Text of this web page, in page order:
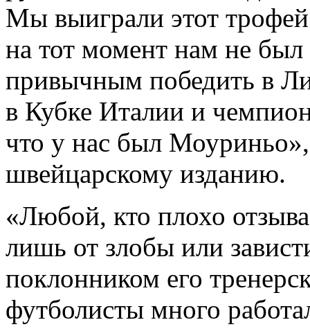
Мы выиграли этот трофей
на тот момент нам не
привычным победить в
в Кубке Италии и
что у нас был
швейцарскому изданию.
«Любой, кто плохо
лишь от злобы или
поклонником его
футболисты много